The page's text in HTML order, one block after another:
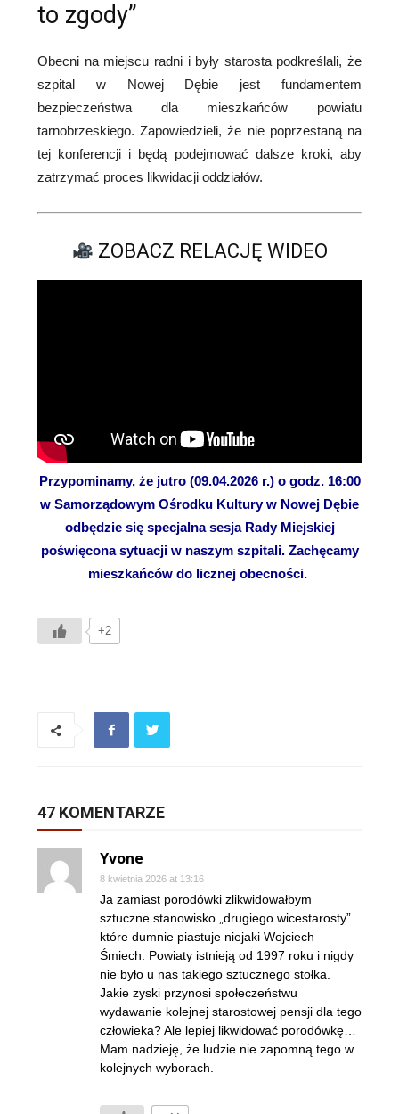
to zgody”
Obecni na miejscu radni i były starosta podkreślali, że
szpital w Nowej Dębie jest fundamentem
bezpieczeństwa dla mieszkańców powiatu
tarnobrzeskiego. Zapowiedzieli, że nie poprzestaną na
tej konferencji i będą podejmować dalsze kroki, aby
zatrzymać proces likwidacji oddziałów.
ZOBACZ RELACJĘ WIDEO
Przypominamy, że jutro (09.04.2026 r.) o godz. 16:00
w Samorządowym Ośrodku Kultury w Nowej Dębie
odbędzie się specjalna sesja Rady Miejskiej
poświęcona sytuacji w naszym szpitali. Zachęcamy
mieszkańców do licznej obecności.
+2
47 KOMENTARZE
Yvone
8 kwietnia 2026 at 13:16
Ja zamiast porodówki zlikwidowałbym
sztuczne stanowisko „drugiego wicestarosty”
które dumnie piastuje niejaki Wojciech
Śmiech. Powiaty istnieją od 1997 roku i nigdy
nie było u nas takiego sztucznego stołka.
Jakie zyski przynosi społeczeństwu
wydawanie kolejnej starostowej pensji dla tego
człowieka? Ale lepiej likwidować porodówkę…
Mam nadzieję, że ludzie nie zapomną tego w
kolejnych wyborach.